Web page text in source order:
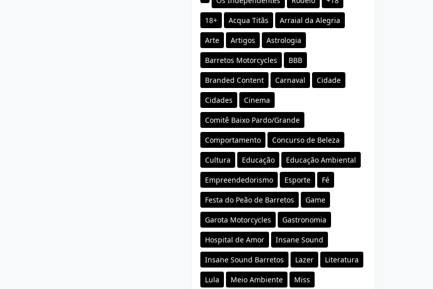
18+ Acqua Titãs Arraial da Alegria
Arte Artigos Astrologia
Barretos Motorcycles BBB
Branded Content Carnaval Cidade
Cidades Cinema
Comitê Baixo Pardo/Grande
Comportamento Concurso de Beleza
Cultura Educação Educação Ambiental
Empreendedorismo Esporte Fé
Festa do Peão de Barretos Game
Garota Motorcycles Gastronomia
Hospital de Amor Insane Sound
Insane Sound Barretos Lazer Literatura
Lula Meio Ambiente Miss